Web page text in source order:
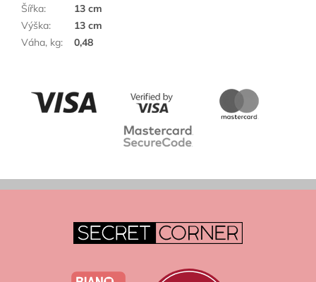
Šířka:
13 cm
Výška:
13 cm
Váha, kg: 0,48